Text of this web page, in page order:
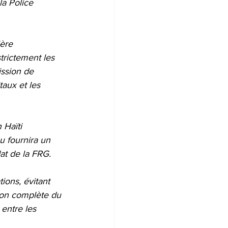
Police
les
de
et les
Haïti
fournira un
de la FRG.
évitant
complète du
les